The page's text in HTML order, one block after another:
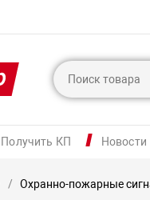
Получить КП Новости
Охранно-пожарные